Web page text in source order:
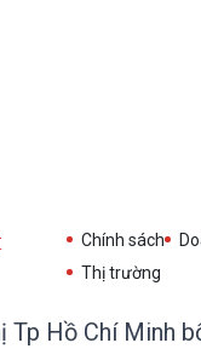
Chính sách
Thị trường
Tp Hồ Chí Minh